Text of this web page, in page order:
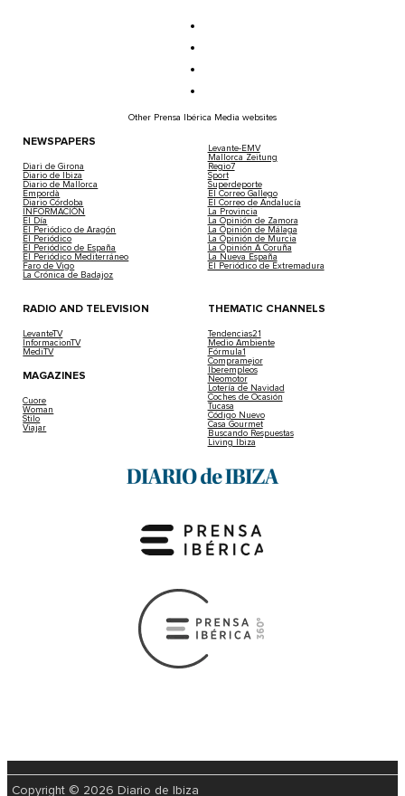
Other Prensa Ibérica Media websites
NEWSPAPERS
Diari de Girona
Diario de Ibiza
Diario de Mallorca
Empordà
Diario Córdoba
INFORMACIÓN
El Día
El Periódico de Aragón
El Periódico
El Periódico de España
El Periódico Mediterráneo
Faro de Vigo
La Crónica de Badajoz
Levante-EMV
Mallorca Zeitung
Regio7
Sport
Superdeporte
El Correo Gallego
El Correo de Andalucía
La Provincia
La Opinión de Zamora
La Opinión de Málaga
La Opinión de Murcia
La Opinión A Coruña
La Nueva España
El Periódico de Extremadura
RADIO AND TELEVISION
LevanteTV
InformacionTV
MediTV
MAGAZINES
Cuore
Woman
Stilo
Viajar
THEMATIC CHANNELS
Tendencias21
Medio Ambiente
Fórmula1
Compramejor
Iberempleos
Neomotor
Lotería de Navidad
Coches de Ocasión
Tucasa
Código Nuevo
Casa Gourmet
Buscando Respuestas
Living Ibiza
Copyright © 2026 Diario de Ibiza